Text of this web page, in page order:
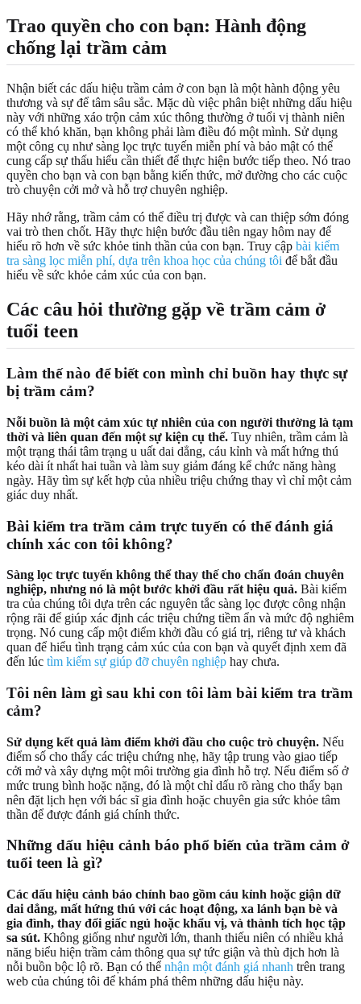
Trao quyền cho con bạn: Hành động
chống lại trầm cảm
Nhận biết các dấu hiệu trầm cảm ở con bạn là một hành động yêu
thương và sự để tâm sâu sắc. Mặc dù việc phân biệt những dấu hiệu
này với những xáo trộn cảm xúc thông thường ở tuổi vị thành niên
có thể khó khăn, bạn không phải làm điều đó một mình. Sử dụng
một công cụ như sàng lọc trực tuyến miễn phí và bảo mật có thể
cung cấp sự thấu hiểu cần thiết để thực hiện bước tiếp theo. Nó trao
quyền cho bạn và con bạn bằng kiến thức, mở đường cho các cuộc
trò chuyện cởi mở và hỗ trợ chuyên nghiệp.
Hãy nhớ rằng, trầm cảm có thể điều trị được và can thiệp sớm đóng
vai trò then chốt. Hãy thực hiện bước đầu tiên ngay hôm nay để
hiểu rõ hơn về sức khỏe tinh thần của con bạn. Truy cập bài kiểm
tra sàng lọc miễn phí, dựa trên khoa học của chúng tôi để bắt đầu
hiểu về sức khỏe cảm xúc của con bạn.
Các câu hỏi thường gặp về trầm cảm ở
tuổi teen
Làm thế nào để biết con mình chỉ buồn hay thực sự
bị trầm cảm?
Nỗi buồn là một cảm xúc tự nhiên của con người thường là tạm
thời và liên quan đến một sự kiện cụ thể. Tuy nhiên, trầm cảm là
một trạng thái tâm trạng u uất dai dẳng, cáu kỉnh và mất hứng thú
kéo dài ít nhất hai tuần và làm suy giảm đáng kể chức năng hàng
ngày. Hãy tìm sự kết hợp của nhiều triệu chứng thay vì chỉ một cảm
giác duy nhất.
Bài kiểm tra trầm cảm trực tuyến có thể đánh giá
chính xác con tôi không?
Sàng lọc trực tuyến không thể thay thế cho chẩn đoán chuyên
nghiệp, nhưng nó là một bước khởi đầu rất hiệu quả. Bài kiểm
tra của chúng tôi dựa trên các nguyên tắc sàng lọc được công nhận
rộng rãi để giúp xác định các triệu chứng tiềm ẩn và mức độ nghiêm
trọng. Nó cung cấp một điểm khởi đầu có giá trị, riêng tư và khách
quan để hiểu tình trạng cảm xúc của con bạn và quyết định xem đã
đến lúc tìm kiếm sự giúp đỡ chuyên nghiệp hay chưa.
Tôi nên làm gì sau khi con tôi làm bài kiểm tra trầm
cảm?
Sử dụng kết quả làm điểm khởi đầu cho cuộc trò chuyện. Nếu
điểm số cho thấy các triệu chứng nhẹ, hãy tập trung vào giao tiếp
cởi mở và xây dựng một môi trường gia đình hỗ trợ. Nếu điểm số ở
mức trung bình hoặc nặng, đó là một chỉ dấu rõ ràng cho thấy bạn
nên đặt lịch hẹn với bác sĩ gia đình hoặc chuyên gia sức khỏe tâm
thần để được đánh giá chính thức.
Những dấu hiệu cảnh báo phổ biến của trầm cảm ở
tuổi teen là gì?
Các dấu hiệu cảnh báo chính bao gồm cáu kỉnh hoặc giận dữ
dai dẳng, mất hứng thú với các hoạt động, xa lánh bạn bè và
gia đình, thay đổi giấc ngủ hoặc khẩu vị, và thành tích học tập
sa sút. Không giống như người lớn, thanh thiếu niên có nhiều khả
năng biểu hiện trầm cảm thông qua sự tức giận và thù địch hơn là
nỗi buồn bộc lộ rõ. Bạn có thể nhận một đánh giá nhanh trên trang
web của chúng tôi để khám phá thêm những dấu hiệu này.